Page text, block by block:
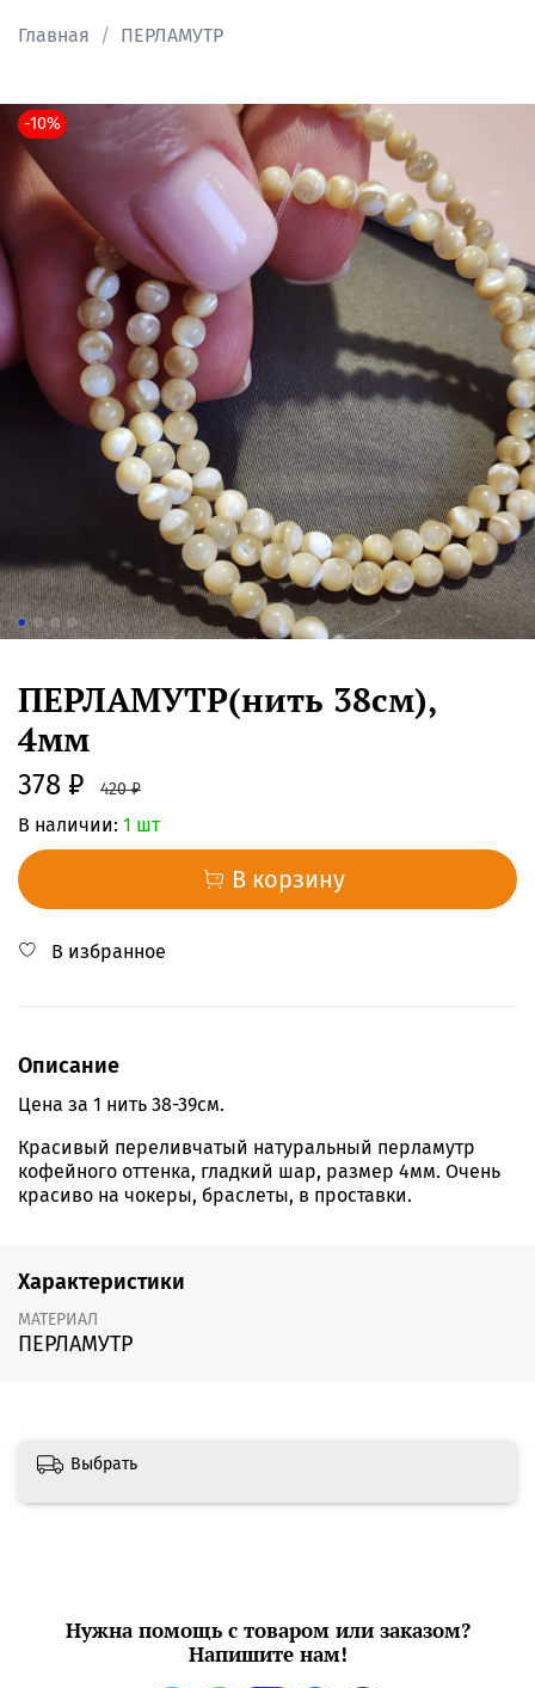
Главная ПЕРЛАМУТР
-10%
ПЕРЛАМУТР(нить 38см),
4мм
378 ₽ 420 ₽
В наличии: 1 шт
В корзину
В избранное
Описание
Цена за 1 нить 38-39см.
Красивый переливчатый натуральный перламутр
кофейного оттенка, гладкий шар, размер 4мм. Очень
красиво на чокеры, браслеты, в проставки.
Характеристики
МАТЕРИАЛ
ПЕРЛАМУТР
Выбрать
Нужна помощь с товаром или заказом?
Напишите нам!